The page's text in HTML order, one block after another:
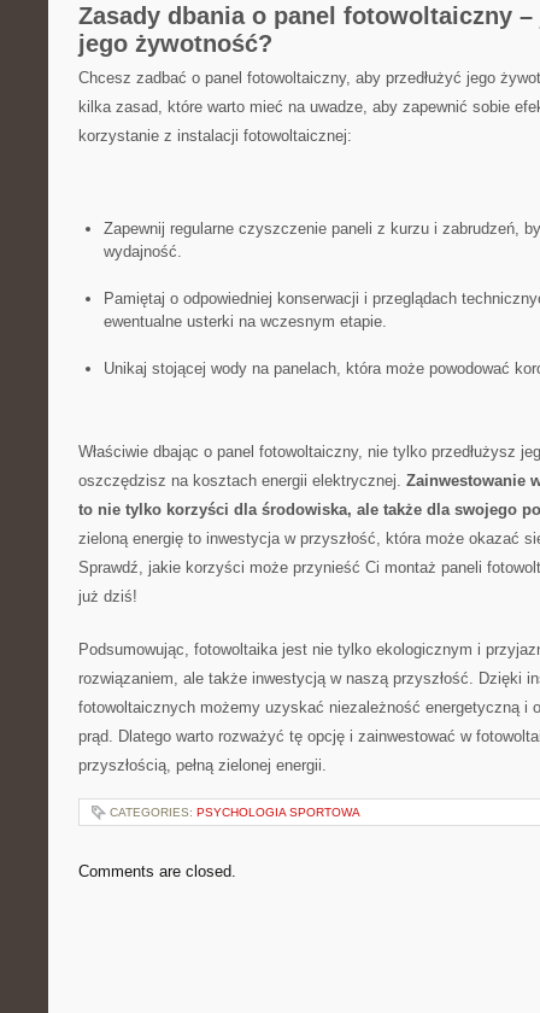
Zasady dbania ‍o panel ‍fotowoltaiczny –
⁤jego żywotność?
Chcesz zadbać o panel fotowoltaiczny, aby przedłużyć jego​
kilka zasad, które warto mieć ‍na uwadze, aby zapewnić sobie
korzystanie z instalacji fotowoltaicznej:
Zapewnij​ regularne czyszczenie paneli z kurzu i zabrudzeń,
wydajność.
Pamiętaj o odpowiedniej konserwacji ⁤i przeglądach
‍ewentualne usterki na wczesnym etapie.
Unikaj stojącej wody na⁤ panelach, która może powodować
Właściwie dbając o panel fotowoltaiczny, nie tylko przedłużysz
oszczędzisz ​na kosztach energii ‍elektrycznej. Zainwestowanie
to nie tylko korzyści dla środowiska, ale także dla swojego
zieloną⁢ energię to inwestycja w ⁣przyszłość, która może okazać
Sprawdź, jakie korzyści może przynieść Ci montaż paneli
już dziś!
Podsumowując, fotowoltaika jest nie tylko ekologicznym i
rozwiązaniem, ale także inwestycją‌ w naszą przyszłość. Dzięki
fotowoltaicznych możemy ⁢uzyskać niezależność⁤ energetyczną i
prąd. Dlatego⁤ warto rozważyć tę ⁢opcję i ‌zainwestować w
przyszłością, pełną zielonej energii.
CATEGORIES: PSYCHOLOGIA SPORTOWA
Comments are closed.